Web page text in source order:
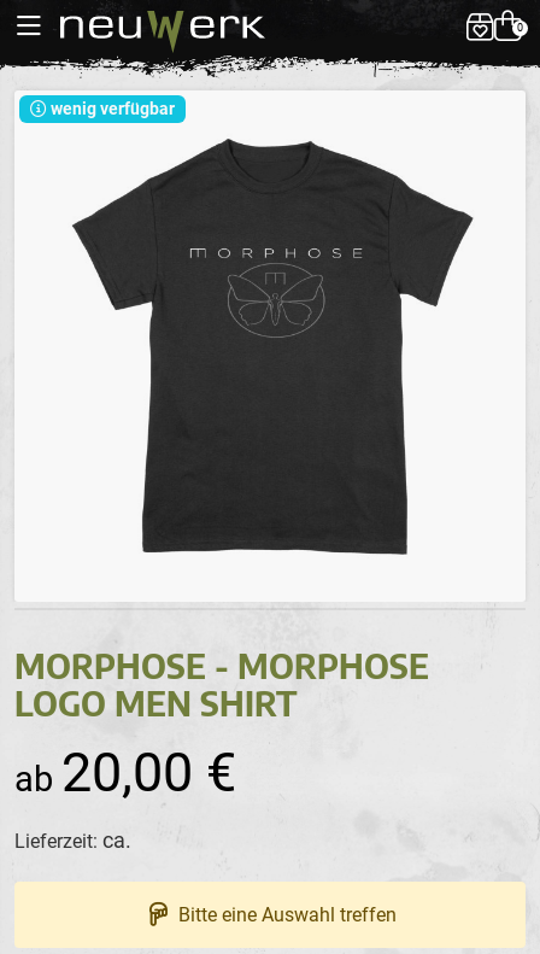
0
MORPHOSE - MORPHOSE
LOGO MEN SHIRT
20,00 €
Lieferzeit: ca.
Bitte eine Auswahl treffen
wenig verfügbar